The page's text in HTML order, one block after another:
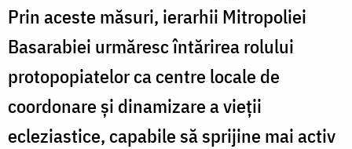
Prin aceste măsuri, ierarhii Mitropoliei
Basarabiei urmăresc întărirea rolului
protopopiatelor ca centre locale de
coordonare și dinamizare a vieții
ecleziastice, capabile să sprijine mai activ